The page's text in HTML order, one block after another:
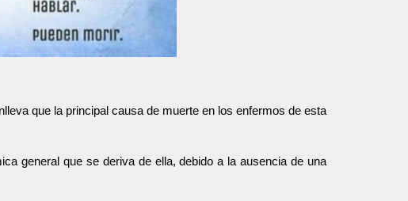
que la principal causa de muerte en los enfermos de esta
general que se deriva de ella, debido a la ausencia de una